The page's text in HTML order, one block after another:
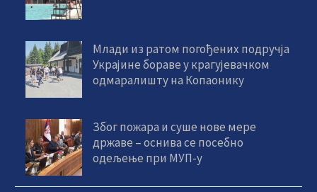
Млади из ратом погођених подручја
Украјине бораве у крагујевачком
одмаралишту на Копаонику
Због пожара и суше нове мере
државе – оснива се посебно
одељење при МУП-у